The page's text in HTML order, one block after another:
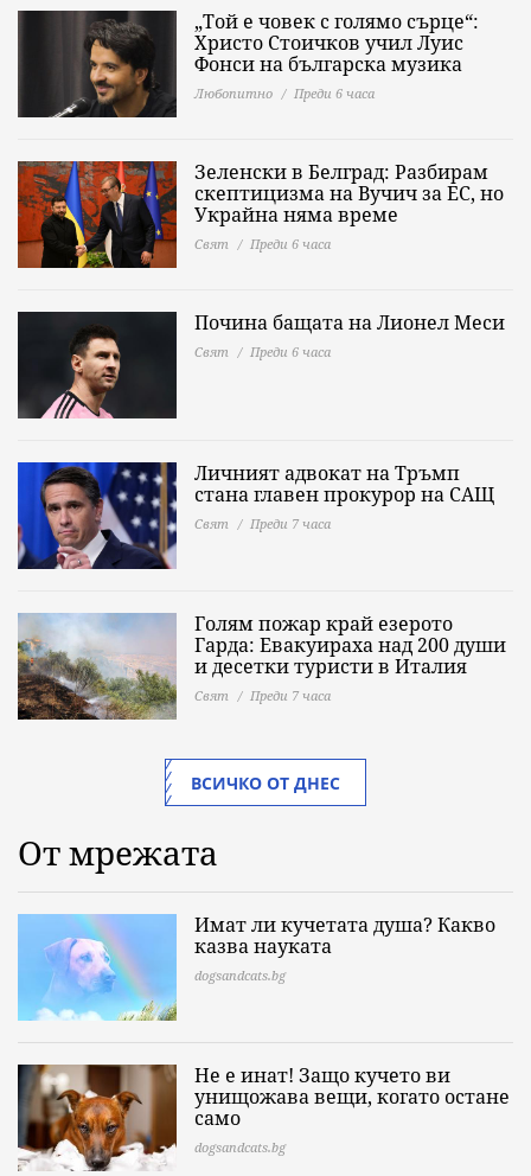
„Той е човек с голямо сърце“:
Христо Стоичков учил Луис
Фонси на българска музика
Любопитно Преди 6 часа
Зеленски в Белград: Разбирам
скептицизма на Вучич за ЕС, но
Украйна няма време
Свят Преди 6 часа
Почина бащата на Лионел Меси
Свят Преди 6 часа
Личният адвокат на Тръмп
стана главен прокурор на САЩ
Свят Преди 7 часа
Голям пожар край езерото
Гарда: Евакуираха над 200 души
и десетки туристи в Италия
Свят Преди 7 часа
ВСИЧКО ОТ ДНЕС
От мрежата
Имат ли кучетата душа? Какво
казва науката
dogsandcats.bg
Не е инат! Защо кучето ви
унищожава вещи, когато остане
само
dogsandcats.bg